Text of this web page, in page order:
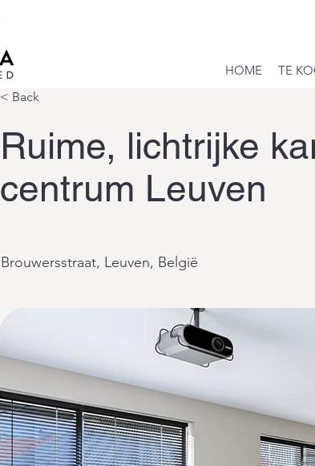
HOME TE
< Back
Ruime, lichtrijke
centrum Leuven
Brouwersstraat, Leuven, België